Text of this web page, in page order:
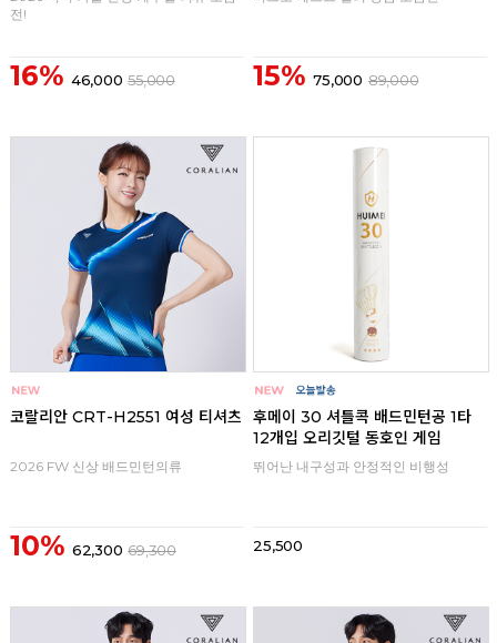
전!
16% 46,000 55,000 15% 75,000 89,000
코랄리안 CRT-H2551 여성 티셔츠
2026 FW 신상 배드민턴의류
10% 62,300 69,300
후메이 30 셔틀콕 배드민턴공 1타
12개입 오리깃털 동호인 게임
뛰어난 내구성과 안정적인 비행성
25,500